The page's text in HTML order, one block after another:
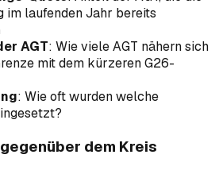
im laufenden Jahr bereits
AGT: Wie viele AGT nähern sich
mit dem kürzeren G26-
: Wie oft wurden welche
dem Kreis